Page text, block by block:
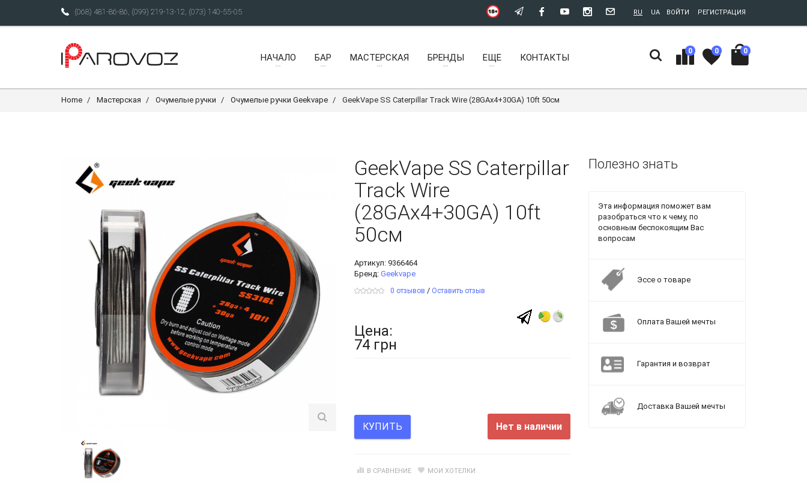
(068) 481-86-86, (099) 219-13-12, (073) 140-55-05 ВОЙТИ РЕГИСТРАЦИЯ
RU UA
0 0 0
НАЧАЛО БАР МАСТЕРСКАЯ БРЕНДЫ ЕЩЕ КОНТАКТЫ
Home Мастерская Очумелые ручки Очумелые ручки Geekvape GeekVape SS Caterpillar Track Wire (28GAx4+30GA) 10ft 50см
GeekVape SS Caterpillar
Track Wire
(28GAx4+30GA) 10ft
50см
Артикул: 9366464
Бренд: Geekvape
0 отзывов / Оставить отзыв
Цена:
74 грн
КУПИТЬ Нет в наличии
В СРАВНЕНИЕ МОИ ХОТЕЛКИ
Полезно знать
Эта информация поможет вам
разобраться что к чему, по
основным беспокоящим Вас
вопросам
Эссе о товаре
Оплата Вашей мечты
Гарантия и возврат
Доставка Вашей мечты